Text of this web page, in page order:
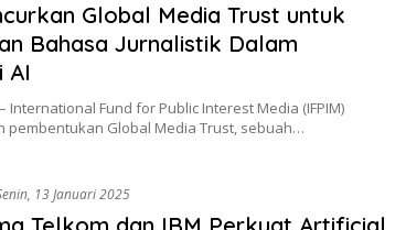
Global Media Trust untuk
Bahasa Jurnalistik Dalam
AI
– International Fund for Public Interest Media (IFPIM)
pembentukan Global Media Trust, sebuah…
13 Januari 2025